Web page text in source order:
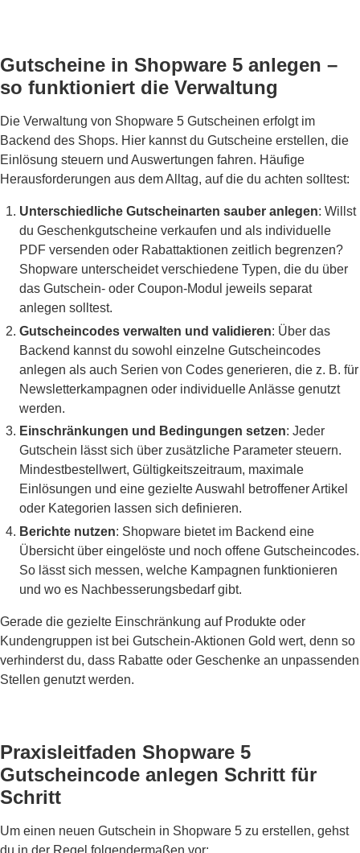
Gutscheine in Shopware 5 anlegen –
so funktioniert die Verwaltung
Die Verwaltung von Shopware 5 Gutscheinen erfolgt im
Backend des Shops. Hier kannst du Gutscheine erstellen, die
Einlösung steuern und Auswertungen fahren. Häufige
Herausforderungen aus dem Alltag, auf die du achten solltest:
Unterschiedliche Gutscheinarten sauber anlegen: Willst
du Geschenkgutscheine verkaufen und als individuelle
PDF versenden oder Rabattaktionen zeitlich begrenzen?
Shopware unterscheidet verschiedene Typen, die du über
das Gutschein- oder Coupon-Modul jeweils separat
anlegen solltest.
Gutscheincodes verwalten und validieren: Über das
Backend kannst du sowohl einzelne Gutscheincodes
anlegen als auch Serien von Codes generieren, die z. B. für
Newsletterkampagnen oder individuelle Anlässe genutzt
werden.
Einschränkungen und Bedingungen setzen: Jeder
Gutschein lässt sich über zusätzliche Parameter steuern.
Mindestbestellwert, Gültigkeitszeitraum, maximale
Einlösungen und eine gezielte Auswahl betroffener Artikel
oder Kategorien lassen sich definieren.
Berichte nutzen: Shopware bietet im Backend eine
Übersicht über eingelöste und noch offene Gutscheincodes.
So lässt sich messen, welche Kampagnen funktionieren
und wo es Nachbesserungsbedarf gibt.
Gerade die gezielte Einschränkung auf Produkte oder
Kundengruppen ist bei Gutschein-Aktionen Gold wert, denn so
verhinderst du, dass Rabatte oder Geschenke an unpassenden
Stellen genutzt werden.
Praxisleitfaden Shopware 5
Gutscheincode anlegen Schritt für
Schritt
Um einen neuen Gutschein in Shopware 5 zu erstellen, gehst